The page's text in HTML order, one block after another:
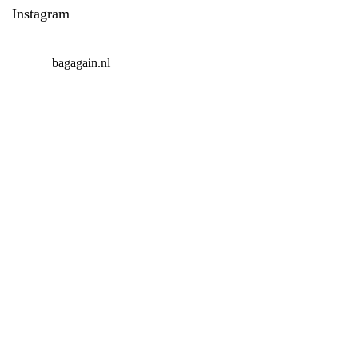
Instagram
bagagain.nl